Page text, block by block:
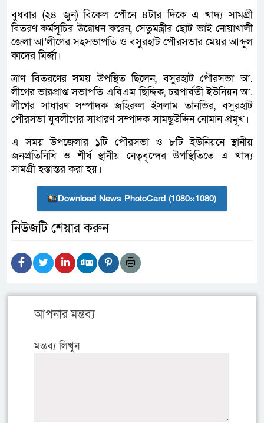
বুধবার (২৪ জুন) বিকেল পৌনে ৪টার দিকে এ খাদ্য সামগ্রী
বিতরণ কর্মসূচির উদ্বোধন করেন, সেতুমন্ত্রীর ছোট ভাই নোয়াখালী
জেলা আ’লীগের সহসভাপতি ও বসুরহাট পৌরসভার মেয়র আব্দুল
কাদের মির্জা।
ত্রাণ বিতরণের সময় উপস্থিত ছিলেন, বসুরহাট পৌরসভা আ.
লীগের ভারপ্রাপ্ত সভাপতি এবিএম ছিদ্দিক, চরপার্বতী ইউনিয়ন আ.
লীগের সাধারণ সম্পাদক জহিরুল ইসলাম তানভির, বসুরহাট
পৌরসভা যুবলীগের সাধারণ সম্পাদক সামছুউদ্দিন নোমান প্রমূখ।
এ সময় উপজেলার ১টি পৌরসভা ও ৮টি ইউনিয়নে স্থানীয়
জনপ্রতিনিধি ও শীর্ষ স্থানীয় নেতৃবৃন্দের উপস্থিতিতে এ খাদ্য
সামগ্রী হস্তান্তর করা হয়।
Download News PhotoCard (1080×1080)
নিউজটি শেয়ার করুন
আপনার মন্তব্য
মন্তব্য লিখুন